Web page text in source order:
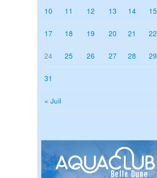
« Juil
10 11 12 13 14 15
17 18 19 20 21 22
24 25 26 27 28 29
31